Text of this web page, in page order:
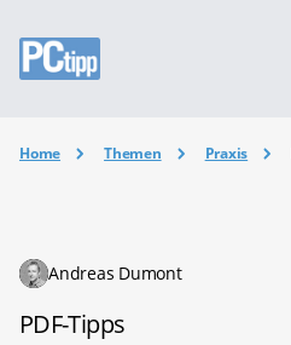
Home Themen Praxis
Andreas Dumont
PDF-Tipps